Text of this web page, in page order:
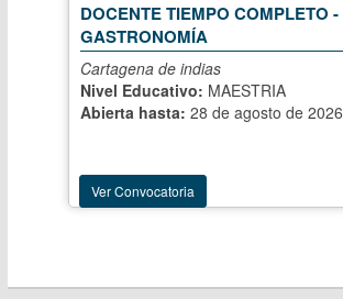
DOCENTE TIEMPO COMPLETO -
GASTRONOMÍA
Cartagena de indias
Nivel Educativo: MAESTRIA
Abierta hasta: 28 de agosto de 2026
Ver Convocatoria